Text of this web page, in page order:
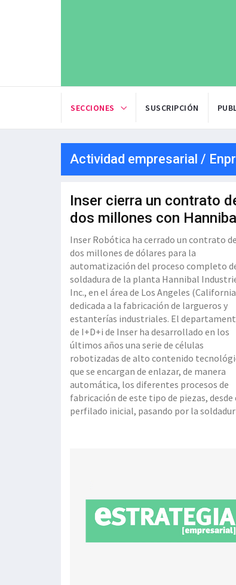
SECCIONES SUSCRIPCIÓN
Actividad empresarial /
Inser cierra un contrato
dos millones con Hannibal
Inser Robótica ha cerrado un contrato de
dos millones de dólares para la
automatización del proceso completo
soldadura de la planta Hannibal
Inc., en el área de Los Angeles
dedicada a la fabricación de largueros y
estanterías industriales. El
de I+D+i de Inser ha desarrollado en los
últimos años una serie de células
robotizadas de alto contenido
que se encargan de enlazar, de manera
automática, los diferentes procesos de
fabricación de este tipo de piezas, desde
perfilado inicial, pasando por la